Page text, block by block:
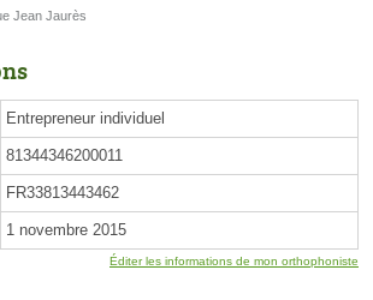
Jean Jaurès
Entrepreneur individuel
81344346200011
FR33813443462
1 novembre 2015
Éditer les informations de mon orthophoniste